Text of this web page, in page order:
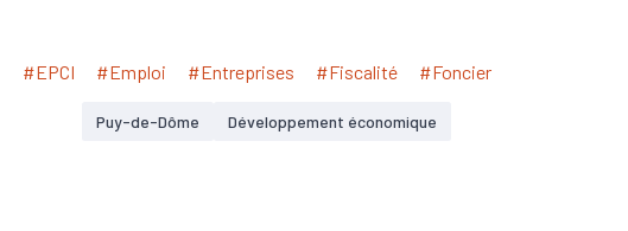
#EPCI #Emploi #Entreprises #Fiscalité #Foncier
Puy-de-Dôme Développement économique